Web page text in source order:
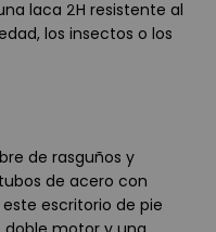
laca 2H resistente al
los insectos o los
de rasguños y
de acero con
escritorio de pie